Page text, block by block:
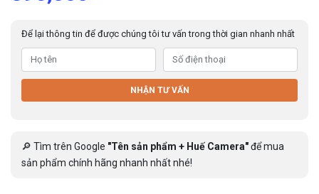
Để lại thông tin để được chúng tôi tư vấn trong thời gian nhanh nhất
NHẬN TƯ VẤN
🔎 Tìm trên Google "Tên sản phẩm + Huế Camera"để mua
sản phẩm chính hãng nhanh nhất nhé!